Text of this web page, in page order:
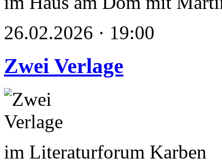
26.02.2026 · 19:00
Zwei Verlage
im Literaturforum Karben